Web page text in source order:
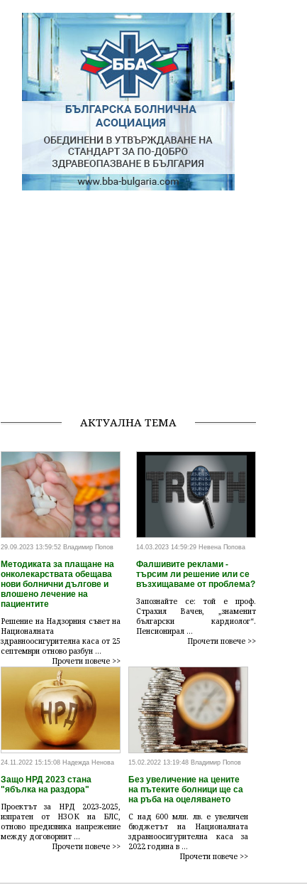
АКТУАЛНА ТЕМА
29.09.2023 13:59:52 Владимир Попов
Методиката за плащане на
онколекарствата обещава
нови болнични дългове и
влошено лечение на
пациентите
Решение на Надзорния съвет на
Националната
здравноосигурителна каса от 25
септември отново разбун ...
Прочети повече >>
14.03.2023 14:59:29 Невена Попова
Фалшивите реклами -
търсим ли решение или се
възхищаваме от проблема?
Запознайте се: той е проф.
Страхил Вачев, „знаменит
български кардиолог“.
Пенсионирал ...
Прочети повече >>
24.11.2022 15:15:08 Надежда Ненова
Защо НРД 2023 стана
"ябълка на раздора"
Проектът за НРД 2023-2025,
изпратен от НЗОК на БЛС,
отново предизвика напрежение
между договорнит ...
Прочети повече >>
15.02.2022 13:19:48 Владимир Попов
Без увеличение на цените
на пътеките болници ще са
на ръба на оцеляването
С над 600 млн. лв. е увеличен
бюджетът на Националната
здравноосигурителна каса за
2022 година в ...
Прочети повече >>